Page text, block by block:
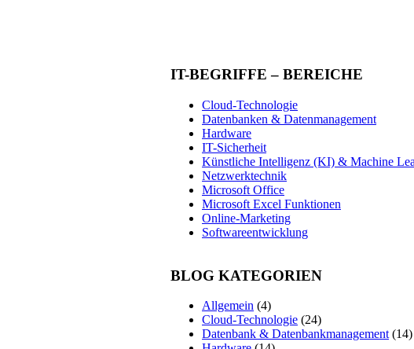
IT-BEGRIFFE – BEREICHE
Cloud-Technologie
Datenbanken & Datenmanagement
Hardware
IT-Sicherheit
Künstliche Intelligenz (KI) & Machine
Netzwerktechnik
Microsoft Office
Microsoft Excel Funktionen
Online-Marketing
Softwareentwicklung
BLOG KATEGORIEN
Allgemein (4)
Cloud-Technologie (24)
Datenbank & Datenbankmanagement(14)